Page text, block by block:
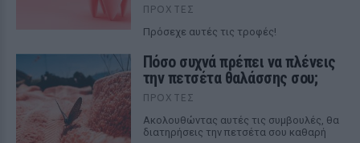
ΠΡΟΧΤΈΣ
Πρόσεχε αυτές τις τροφές!
Πόσο συχνά πρέπει να πλένεις
την πετσέτα θαλάσσης σου;
ΠΡΟΧΤΈΣ
Ακολουθώντας αυτές τις συμβουλές, θα
διατηρήσεις την πετσέτα σου καθαρή